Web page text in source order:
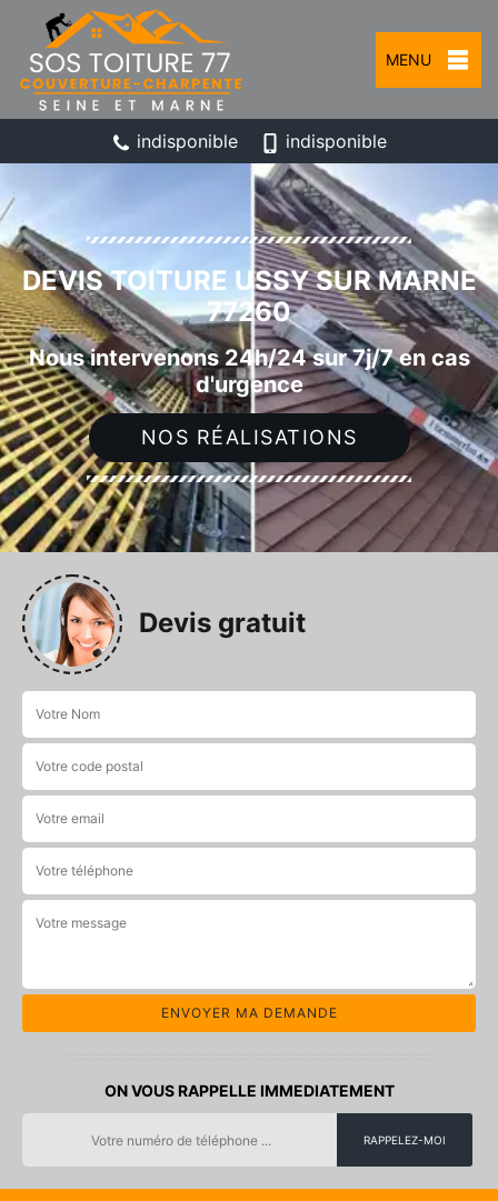
MENU
indisponible indisponible
DEVIS TOITURE USSY SUR MARNE
77260
Nous intervenons 24h/24 sur 7j/7 en cas
d'urgence
NOS RÉALISATIONS
Devis gratuit
ON VOUS RAPPELLE IMMEDIATEMENT